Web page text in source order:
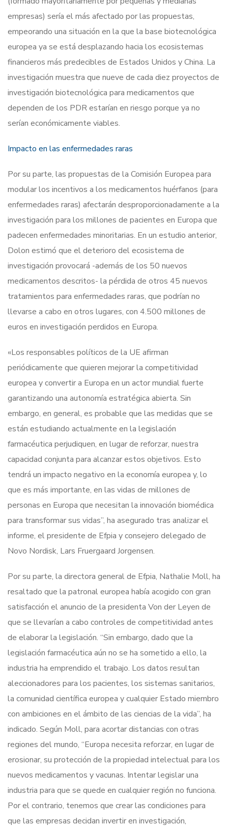
empresas) sería el más afectado por las propuestas,
empeorando una situación en la que la base biotecnológica
europea ya se está desplazando hacia los ecosistemas
financieros más predecibles de Estados Unidos y China. La
investigación muestra que nueve de cada diez proyectos de
investigación biotecnológica para medicamentos que
dependen de los PDR estarían en riesgo porque ya no
serían económicamente viables.
Impacto en las enfermedades raras
Por su parte, las propuestas de la Comisión Europea para
modular los incentivos a los medicamentos huérfanos (para
enfermedades raras) afectarán desproporcionadamente a la
investigación para los millones de pacientes en Europa que
padecen enfermedades minoritarias. En un estudio anterior,
Dolon estimó que el deterioro del ecosistema de
investigación provocará -además de los 50 nuevos
medicamentos descritos- la pérdida de otros 45 nuevos
tratamientos para enfermedades raras, que podrían no
llevarse a cabo en otros lugares, con 4.500 millones de
euros en investigación perdidos en Europa.
«Los responsables políticos de la UE afirman
periódicamente que quieren mejorar la competitividad
europea y convertir a Europa en un actor mundial fuerte
garantizando una autonomía estratégica abierta. Sin
embargo, en general, es probable que las medidas que se
están estudiando actualmente en la legislación
farmacéutica perjudiquen, en lugar de reforzar, nuestra
capacidad conjunta para alcanzar estos objetivos. Esto
tendrá un impacto negativo en la economía europea y, lo
que es más importante, en las vidas de millones de
personas en Europa que necesitan la innovación biomédica
para transformar sus vidas”, ha asegurado tras analizar el
informe, el presidente de Efpia y consejero delegado de
Novo Nordisk, Lars Fruergaard Jorgensen.
Por su parte, la directora general de Efpia, Nathalie Moll, ha
resaltado que la patronal europea había acogido con gran
satisfacción el anuncio de la presidenta Von der Leyen de
que se llevarían a cabo controles de competitividad antes
de elaborar la legislación. “Sin embargo, dado que la
legislación farmacéutica aún no se ha sometido a ello, la
industria ha emprendido el trabajo. Los datos resultan
aleccionadores para los pacientes, los sistemas sanitarios,
la comunidad científica europea y cualquier Estado miembro
con ambiciones en el ámbito de las ciencias de la vida”, ha
indicado. Según Moll, para acortar distancias con otras
regiones del mundo, “Europa necesita reforzar, en lugar de
erosionar, su protección de la propiedad intelectual para los
nuevos medicamentos y vacunas. Intentar legislar una
industria para que se quede en cualquier región no funciona.
Por el contrario, tenemos que crear las condiciones para
que las empresas decidan invertir en investigación,